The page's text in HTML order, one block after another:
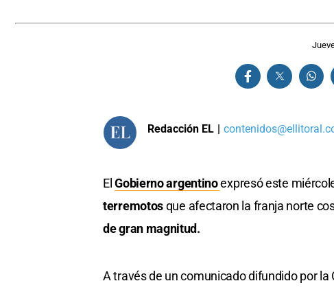
Redacción EL |
ElGobierno argentinoexpresó este
terremotosque afectaron la franja norte
de gran magnitud.
A través de un comunicado difundido por